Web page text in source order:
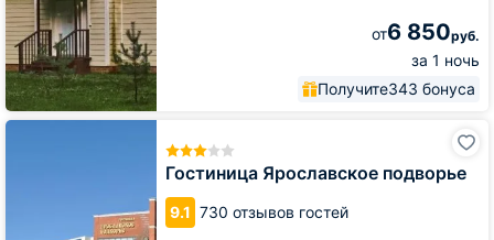
от6 850руб.
за 1 ночь
Получите343 бонуса
Гостиница Ярославское подворье
9.1 730 отзывов гостей
Гостиница